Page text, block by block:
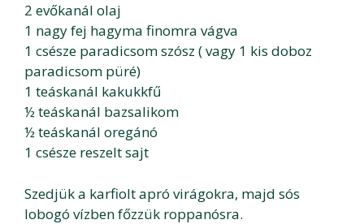
2 evőkanál olaj
1 nagy fej hagyma finomra vágva
1 csésze paradicsom szósz ( vagy 1 kis doboz
paradicsom püré)
1 teáskanál kakukkfű
½ teáskanál bazsalikom
½ teáskanál oregánó
1 csésze reszelt sajt
Szedjük a karfiolt apró virágokra, majd sós
lobogó vízben főzzük roppanósra.